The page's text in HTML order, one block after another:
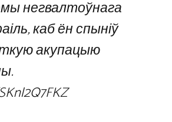
негвалтоўнага
каб ён спыніў
акупацыю